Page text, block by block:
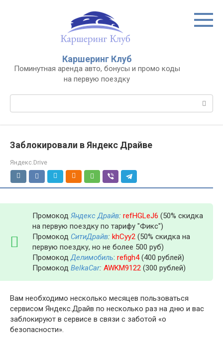
Каршеринг Клуб
Поминутная аренда авто, бонусы и промо коды
на первую поездку
Поиск:
Заблокировали в Яндекс Драйве
Яндекс.Drive
Промокод Яндекс Драйв: refHGLeJ6 (50% скидка
на первую поездку по тарифу "Фикс")
Промокод СитиДрайв: khCyy2 (50% скидка на
первую поездку, но не более 500 руб)
ПромокодДелимобиль: refigh4(400 рублей)
Промокод BelkaCar: AWKM9122 (300 рублей)
Вам необходимо несколько месяцев пользоваться
сервисом Яндекс.Драйв по несколько раз на дню и вас
заблокируют в сервисе в связи с заботой «о
безопасности».